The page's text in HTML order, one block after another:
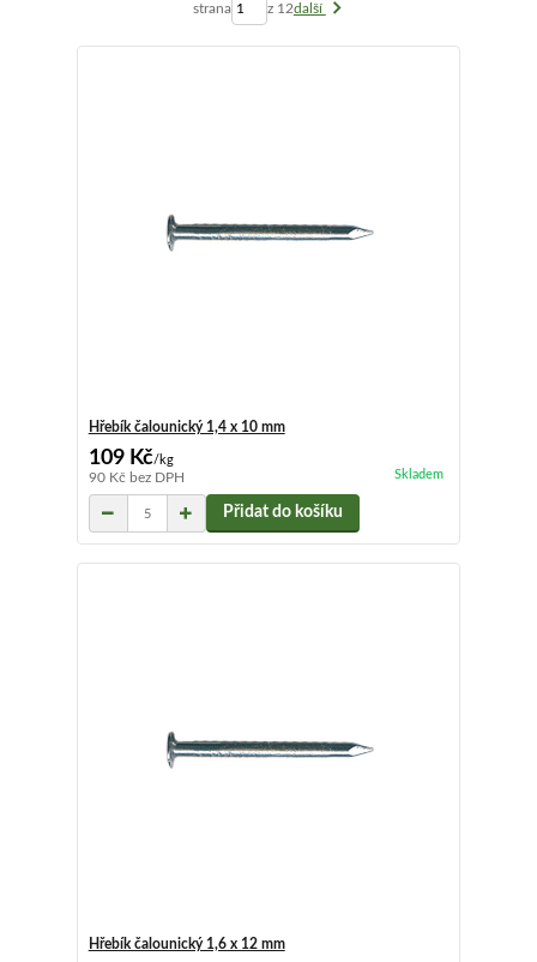
strana z 12další
Hřebík čalounický 1,4 x 10 mm
109 Kč/kg
90 Kč bez DPH Skladem
Přidat do košíku
Hřebík čalounický 1,6 x 12 mm